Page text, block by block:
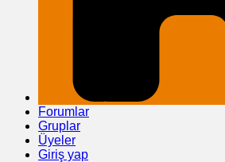
Forumlar
Gruplar
Üyeler
Giriş yap